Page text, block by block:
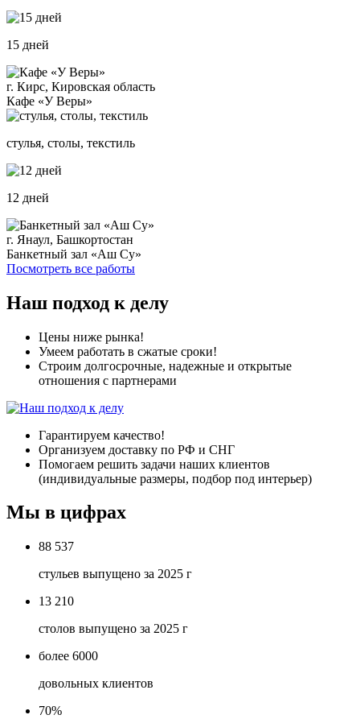
15 дней
г. Кирс, Кировская область
Кафе «У Веры»
стулья, столы, текстиль
12 дней
г. Янаул, Башкортостан
Банкетный зал «Аш Су»
Посмотреть все работы
Наш подход к делу
Цены ниже рынка!
Умеем работать в сжатые сроки!
Строим долгосрочные, надежные и открытые
отношения с партнерами
Гарантируем качество!
Организуем доставку по РФ и СНГ
Помогаем решить задачи наших клиентов
(индивидуальные размеры, подбор под интерьер)
Мы в цифрах
88 537
стульев выпущено за 2025 г
13 210
столов выпущено за 2025 г
более 6000
довольных клиентов
70%